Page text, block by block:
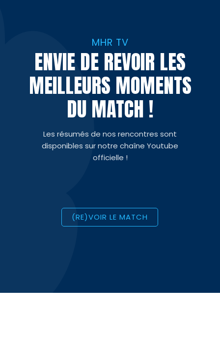
MHR TV
ENVIE DE REVOIR LES
MEILLEURS MOMENTS
DU MATCH !
Les résumés de nos rencontres sont
disponibles sur notre chaîne Youtube
officielle !
(RE)VOIR LE MATCH